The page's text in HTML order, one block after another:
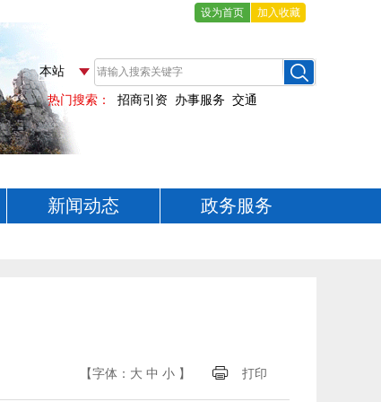
设为首页 加入收藏
新闻动态 政务服务
【字体： 大 中 小 】 打印